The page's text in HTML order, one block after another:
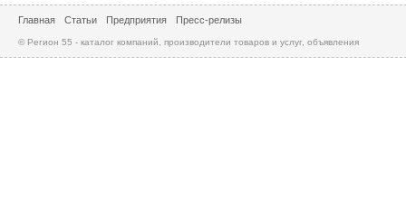
Главная Статьи Предприятия Пресс-релизы
© Регион 55 - каталог компаний, производители товаров и услуг, объявления